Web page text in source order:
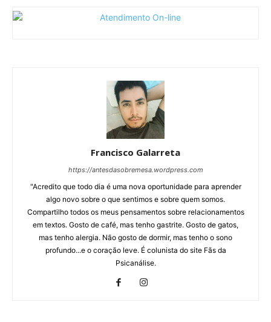
Francisco Galarreta
https://antesdasobremesa.wordpress.com
"Acredito que todo dia é uma nova oportunidade para aprender
algo novo sobre o que sentimos e sobre quem somos.
Compartilho todos os meus pensamentos sobre relacionamentos
em textos. Gosto de café, mas tenho gastrite. Gosto de gatos,
mas tenho alergia. Não gosto de dormir, mas tenho o sono
profundo...e o coração leve. É colunista do site Fãs da
Psicanálise.